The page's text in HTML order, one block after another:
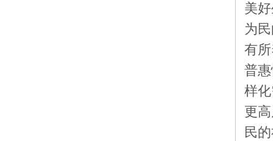
美
为
有
普
样
更
民